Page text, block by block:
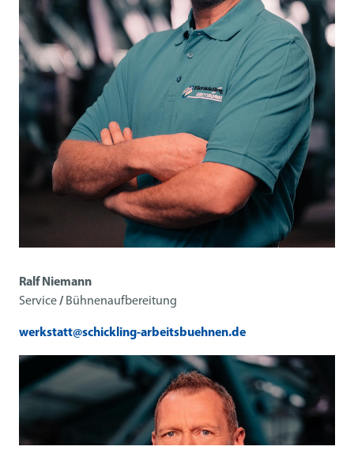
Ralf Niemann
Service/ Bühnenaufbereitung
werkstatt@schickling-arbeitsbuehnen.de